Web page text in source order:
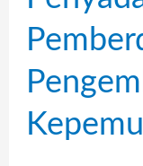
Tahun
Tentang
Penyadaran,